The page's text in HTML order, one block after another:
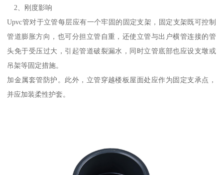
2、刚度影响
Upvc管对于立管每层应有一个牢固的固定支架，固定支架既可控制
管道膨胀方向，也可分担立管自重，还使立管与出户横管连接的管
头免于受压过大，引起管道破裂漏水，同时立管底部也应设支墩或
吊架等固定措施。
加金属套管防护。此外，立管穿越楼板屋面处应作为固定支承点，
并应加装柔性护套。